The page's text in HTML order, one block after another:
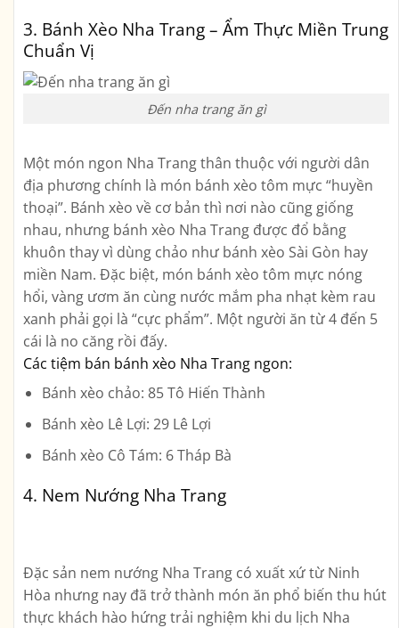
3. Bánh Xèo Nha Trang – Ẩm Thực Miền Trung
Chuẩn Vị
Đến nha trang ăn gì
Một món ngon Nha Trang thân thuộc với người dân
địa phương chính là món bánh xèo tôm mực “huyền
thoại”. Bánh xèo về cơ bản thì nơi nào cũng giống
nhau, nhưng bánh xèo Nha Trang được đổ bằng
khuôn thay vì dùng chảo như bánh xèo Sài Gòn hay
miền Nam. Đặc biệt, món bánh xèo tôm mực nóng
hổi, vàng ươm ăn cùng nước mắm pha nhạt kèm rau
xanh phải gọi là “cực phẩm”. Một người ăn từ 4 đến 5
cái là no căng rồi đấy.
Các tiệm bán bánh xèo Nha Trang ngon:
Bánh xèo chảo: 85 Tô Hiến Thành
Bánh xèo Lê Lợi: 29 Lê Lợi
Bánh xèo Cô Tám: 6 Tháp Bà
4. Nem Nướng Nha Trang
Đặc sản nem nướng Nha Trang có xuất xứ từ Ninh
Hòa nhưng nay đã trở thành món ăn phổ biến thu hút
thực khách hào hứng trải nghiệm khi du lịch Nha